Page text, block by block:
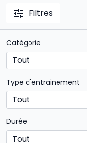
Filtres
Catégorie
Type d'entrainement
Durée